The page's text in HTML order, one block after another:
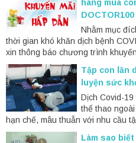
hàng mua
DOCTOR100
Nhằm mục
thời gian khó khăn dịch bệnh
xin thông báo chương trình
Tập con lăn
luyện sức
Dịch Covid-
thể thao
hạn chế, mâu thuẫn với nhu cầu
Làm sao